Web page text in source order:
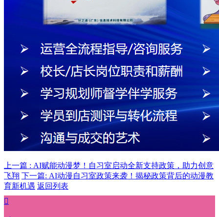
上一篇 : AI赋能动漫梦！自习室启动全新支持政策，助力创意
飞翔 下一篇: AI动漫自习室政策来袭！揭秘政策背后的动漫教
育新机遇 返回列表
